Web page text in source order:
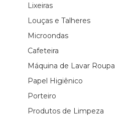
Lixeiras
Louças e Talheres
Microondas
Cafeteira
Máquina de Lavar Roupa
Papel Higiênico
Porteiro
Produtos de Limpeza